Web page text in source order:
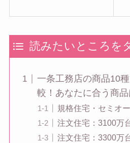
読みたいところを
一条工務店の商品10
較！あなたに合う商品
規格住宅・セミオ
注文住宅：3100万
注文住宅：3300万